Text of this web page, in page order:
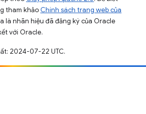
tham khảo Chính sách trang web của
là nhãn hiệu đã đăng ký của Oracle
với Oracle.
2024-07-22 UTC.